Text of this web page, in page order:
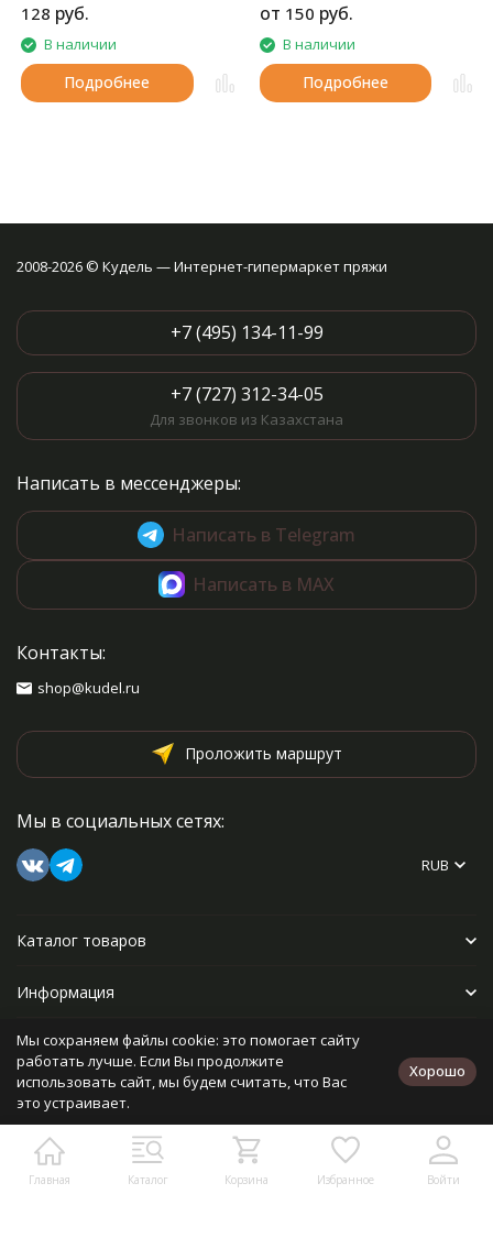
128 руб.
В наличии
Подробнее
от 150 руб.
В наличии
Подробнее
Главная Каталог Корзина Избранное Войти
2008-2026 © Кудель — Интернет-гипермаркет пряжи
+7 (495) 134-11-99
+7 (727) 312-34-05
Для звонков из Казахстана
Написать в мессенджеры:
Написать в Telegram
Написать в MAX
Контакты:
shop@kudel.ru
Проложить маршрут
Мы в социальных сетях:
RUB
Каталог товаров
Информация
Прочее
Политика персональных данных
Разработано в
bodysite.ru
Мы сохраняем файлы cookie: это помогает сайту
работать лучше. Если Вы продолжите
использовать сайт, мы будем считать, что Вас
это устраивает.
Хорошо